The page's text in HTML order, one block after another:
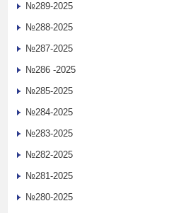
№289-2025
№288-2025
№287-2025
№286 -2025
№285-2025
№284-2025
№283-2025
№282-2025
№281-2025
№280-2025